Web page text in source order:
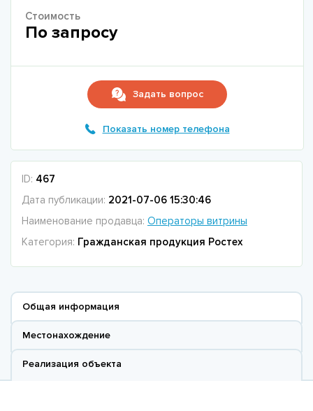
Стоимость
По запросу
Задать вопрос
Показать номер телефона
ID: 467
Дата публикации: 2021-07-06 15:30:46
Наименование продавца: Операторы витрины
Категория: Гражданская продукция Ростех
Общая информация
Местонахождение
Реализация объекта